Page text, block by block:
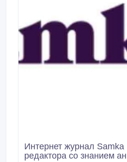
Интернет журнал Samka
редактора со знанием